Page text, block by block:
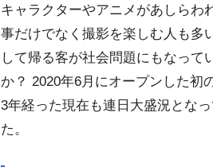
キャラクターやアニメがあしらわ
事だけでなく撮影を楽しむ人も多
して帰る客が社会問題にもなって
か？ 2020年6月にオープンした初
3年経った現在も連日大盛況とな
た。